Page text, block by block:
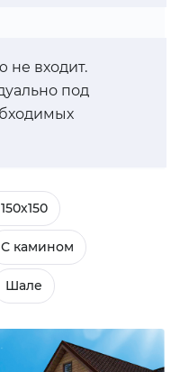
не входит.
под
С камином
Шале